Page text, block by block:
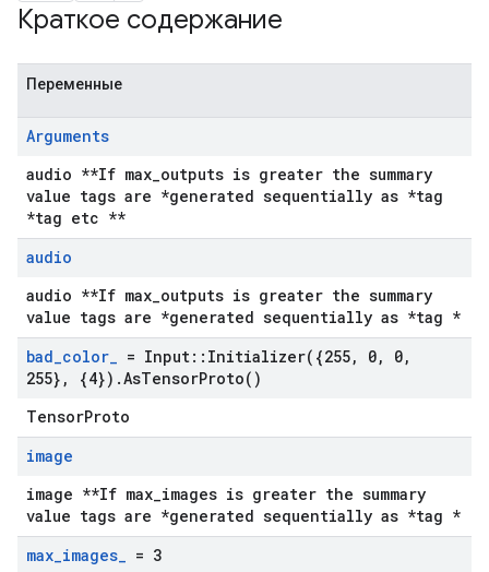
Краткое содержание
Переменные
Arguments
audio **If max_outputs is greater the summary
value tags are *generated sequentially as *tag
*tag etc **
audio
audio **If max_outputs is greater the summary
value tags are *generated sequentially as *tag *
bad_color_ = Input:: Initializer( {255, 0, 0,
255} , {4}) .AsTensorProto( )
TensorProto
image
image **If max_images is greater the summary
value tags are *generated sequentially as *tag *
max_images_ = 3